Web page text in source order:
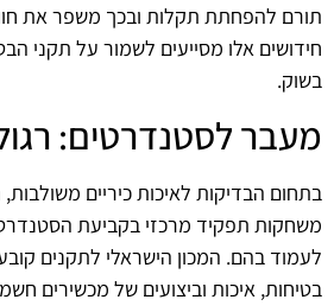
תורם להפחתת תקלות ובכך משפר את
חידושים אלו מסייעים לשמור על תקני
בשוק.
מעבר לסטנדרטים:
בתחום הבדיקות לאיכות כיריים משולבות,
משחקות תפקיד מרכזי בקביעת
לעמוד בהם. המכון הישראלי לתקנים קובע
בטיחות, איכות וביצועים של מכשירים